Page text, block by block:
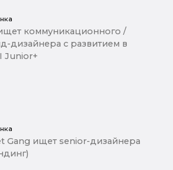
коммуникационного /
дизайнера с развитием в
Junior+
Gang ищет senior-дизайнера